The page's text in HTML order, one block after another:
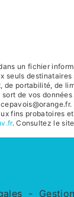
un fichier
seuls
portabilité, de
de vos
fins probatoires
. Consultez le
-